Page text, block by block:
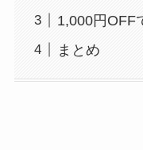
1,000円OFF
まとめ